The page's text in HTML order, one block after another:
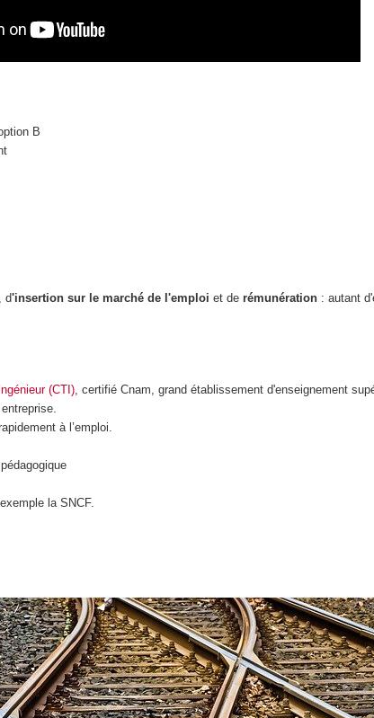
B
, d'insertion sur le marché de l'emploi et derémunération : autant
(CTI), certifié Cnam, grand établissement d'enseignement
à l’emploi.
la SNCF.